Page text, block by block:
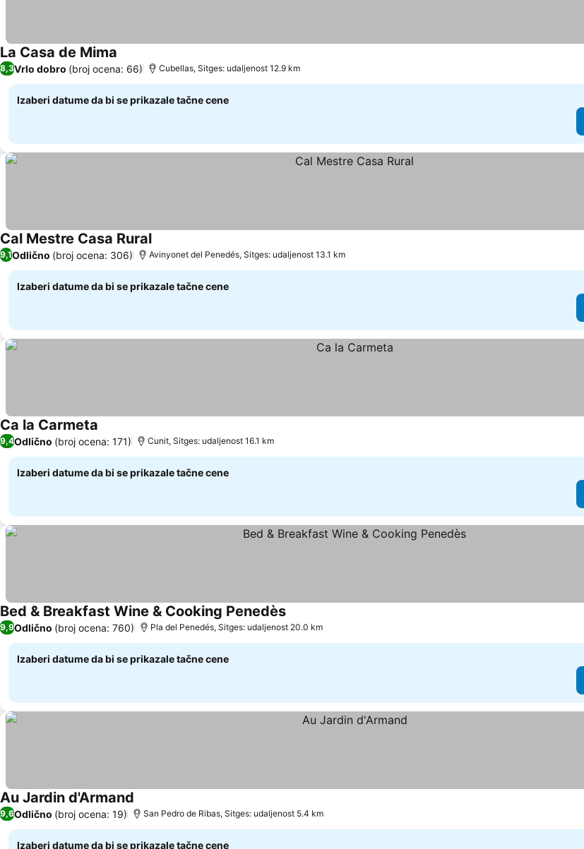
La Casa de Mima Pogledaj cene
8,3Vrlo dobro (broj ocena: 66) Cubellas, Sitges: udaljenost 12.9 km
Izaberi datume da bi se prikazale tačne cene
Cal Mestre Casa RuralPogledaj cene
9,1Odlično (broj ocena: 306) Avinyonet del Penedés, Sitges: udaljenost 13.1 km
Izaberi datume da bi se prikazale tačne cene
Ca la Carmeta Pogledaj cene
9,4Odlično (broj ocena: 171) Cunit, Sitges: udaljenost 16.1 km
Izaberi datume da bi se prikazale tačne cene
Bed & Breakfast Wine & Cooking PenedèsPogledaj cene
9,9Odlično (broj ocena: 760) Pla del Penedés, Sitges: udaljenost 20.0 km
Izaberi datume da bi se prikazale tačne cene
Au Jardin d'ArmandPogledaj cene
9,6Odlično (broj ocena: 19) San Pedro de Ribas, Sitges: udaljenost 5.4 km
Izaberi datume da bi se prikazale tačne cene